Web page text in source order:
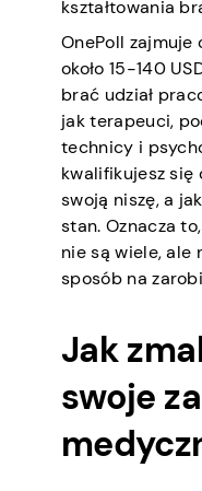
kształtowania
OnePoll zajmuje
około 15-140
brać udział
jak terapeuci,
technicy i
kwalifikujesz się
swoją niszę, a
stan. Oznacza
nie są wiele,
sposób na
Jak
swoje